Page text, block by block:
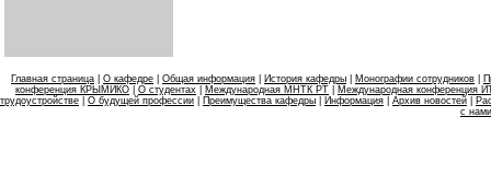
Главная страница О кафедре Общая информация История кафедры Монографии сотрудников
конференция КРЫМИКО
О студентах Международная МНТК РТ
Международная конференция
трудоустройстве
О будущей профессии Преимущества кафедры Информация Архив новостей
с нами